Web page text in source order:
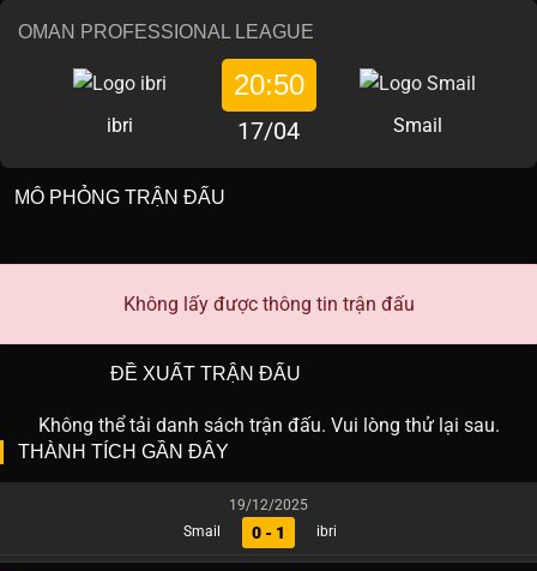
OMAN PROFESSIONAL LEAGUE
ibri
20:50
17/04 Smail
MÔ PHỎNG TRẬN ĐẤU
Không lấy được thông tin trận đấu
ĐỀ XUẤT TRẬN ĐẤU
Không thể tải danh sách trận đấu. Vui lòng thử lại sau.
THÀNH TÍCH GẦN ĐÂY
19/12/2025
Smail
0 - 1 ibri